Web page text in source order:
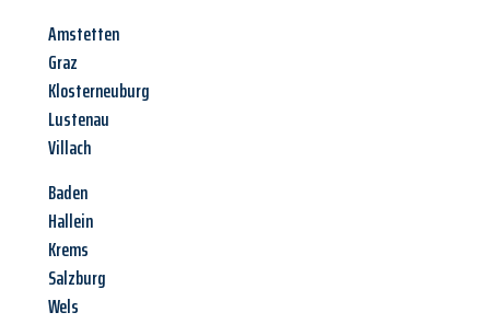
Amstetten
Graz
Klosterneuburg
Lustenau
Villach
Baden
Hallein
Krems
Salzburg
Wels